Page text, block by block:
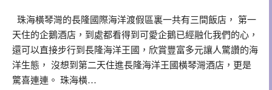
珠海橫琴灣的長隆國際海洋渡假區裏一共有三間飯店， 第一
天住的企鵝酒店，到處都看得到可愛企鵝已經融化我們的心，
還可以直接步行到長隆海洋王國，欣賞豐富多元讓人驚讚的海
洋生態， 沒想到第二天住進長隆海洋王國橫琴灣酒店，更是
驚喜連連。 珠海橫…